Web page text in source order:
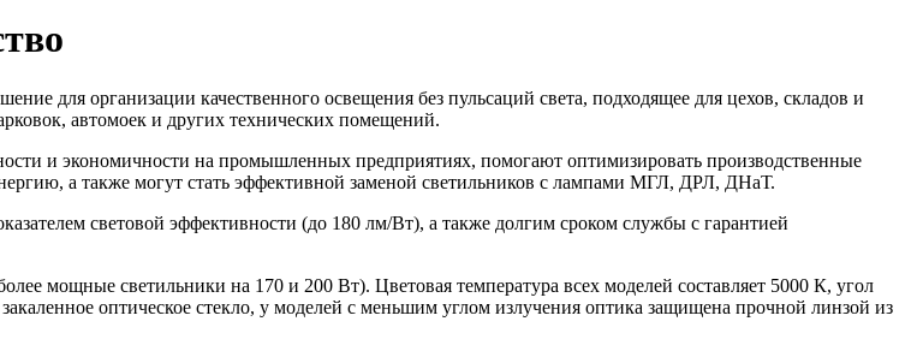
для организации качественного освещения без пульсаций света, подходящее для цехов, складов и
автомоек и других технических помещений.
и экономичности на промышленных предприятиях, помогают оптимизировать производственные
а также могут стать эффективной заменой светильников с лампами МГЛ, ДРЛ, ДНаТ.
световой эффективности (до 180 лм/Вт), а также долгим сроком службы с гарантией
мощные светильники на 170 и 200 Вт). Цветовая температура всех моделей составляет 5000 К, угол
оптическое стекло, у моделей с меньшим углом излучения оптика защищена прочной линзой из